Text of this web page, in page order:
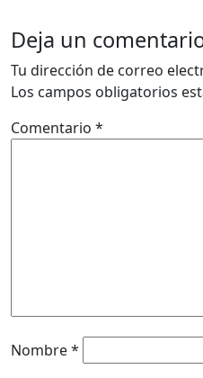
Deja un
Tu dirección de correo
Los campos obligatorios
Comentario *
Nombre*